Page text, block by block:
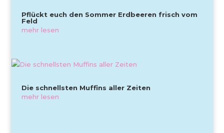
Pflückt euch den Sommer Erdbeeren frisch vom
Feld
mehr lesen
Die schnellsten Muffins aller Zeiten
mehr lesen